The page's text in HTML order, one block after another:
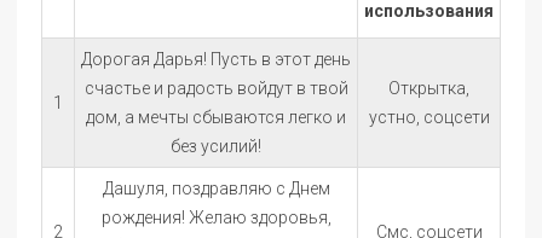
использования
1
Дорогая Дарья! Пусть в этот день
счастье и радость войдут в твой
дом, а мечты сбываются легко и
без усилий!
Открытка,
устно, соцсети
2
Дашуля, поздравляю с Днем
рождения! Желаю здоровья,
Смс, соцсети